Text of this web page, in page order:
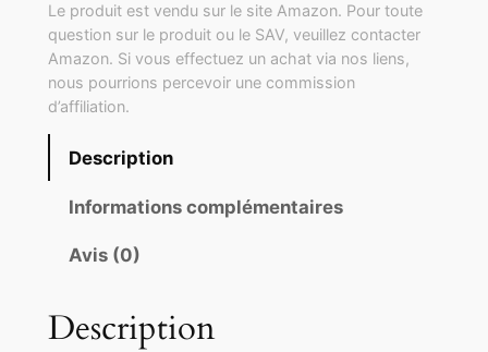
Le produit est vendu sur le site Amazon. Pour toute
question sur le produit ou le SAV, veuillez contacter
Amazon. Si vous effectuez un achat via nos liens,
nous pourrions percevoir une commission
d’affiliation.
Description
Informations complémentaires
Avis (0)
Description